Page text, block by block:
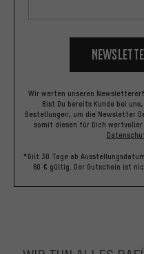
Wir werten unseren
Bist Du bereits Kunde bei
Bestellungen, um die Newsletter
somit diesen für Dich
*Gilt 30 Tage ab
60 € gültig. Der Gutschein ist